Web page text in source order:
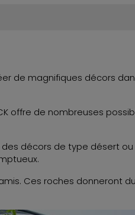
de magnifiques décors
offre de nombreuses
décors de type désert ou
Ces roches donneront